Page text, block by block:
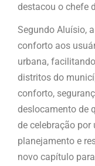
destacou o chefe
Segundo Aluísio,
conforto aos
urbana,
distritos do
conforto,
deslocamento de
de celebração
planejamento e
novo capítulo